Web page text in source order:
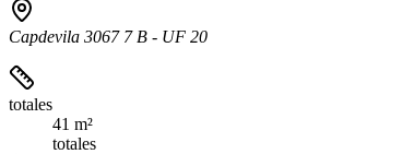
Capdevila 3067 7 B - UF 20
totales
41 m²
totales